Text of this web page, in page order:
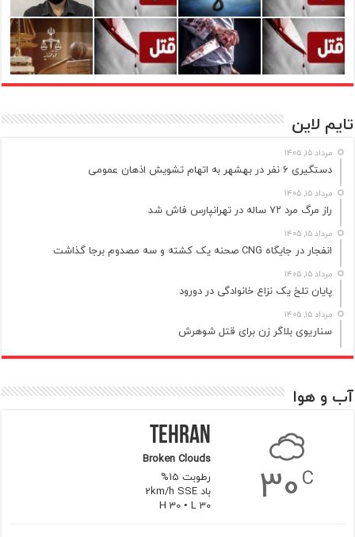
تایم لاین
مرداد ۱۵, ۱۴۰۵
دستگیری ۶ نفر در بهشهر به اتهام تشویش اذهان عمومی
مرداد ۱۵, ۱۴۰۵
راز مرگ مرد ۷۲ ساله در تهرانپارس فاش شد
مرداد ۱۵, ۱۴۰۵
انفجار در جایگاه CNG صحنه یک کشته و سه مصدوم برجا گذاشت
مرداد ۱۵, ۱۴۰۵
پایان تلخ یک نزاع خانوادگی در دورود
مرداد ۱۵, ۱۴۰۵
سناریوی بلاگر زن برای قتل شوهرش
آب و هوا
30C
Tehran
Broken Clouds
رطوبت 15%
باد 2km/h SSE
H 30 • L 30